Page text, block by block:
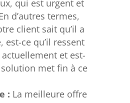
qui est urgent et
d’autres termes,
client sait qu’il a
est-ce qu’il ressent
et est-
met fin à ce
: La meilleure offre